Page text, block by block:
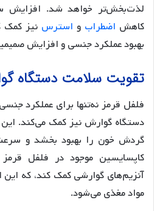
لذت‌بخش‌تر خواهد شد. افزایش
کاهش اضطراب و استرس نیز کمک
بهبود عملکرد جنسی و افزایش
تقویت سلامت دستگاه
فلفل قرمز نه‌تنها برای عملکرد
دستگاه گوارش نیز کمک می‌کند. این
گردش خون را بهبود بخشد و
کاپسایسین موجود در فلفل
آنزیم‌های گوارشی کمک کند، که
مواد مغذی می‌شود.